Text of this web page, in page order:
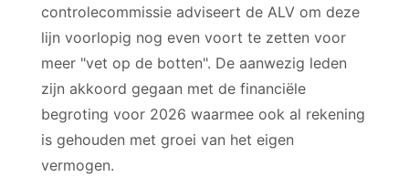
controlecommissie adviseert de ALV om deze
lijn voorlopig nog even voort te zetten voor
meer "vet op de botten". De aanwezig leden
zijn akkoord gegaan met de financiële
begroting voor 2026 waarmee ook al rekening
is gehouden met groei van het eigen
vermogen.